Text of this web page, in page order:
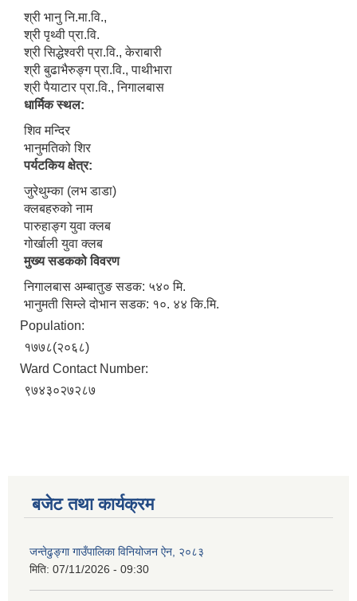
श्री भानु नि.मा.वि.,
श्री पृथ्वी प्रा.वि.
श्री सिद्धेश्वरी प्रा.वि., केराबारी
श्री बुढाभैरुङ्ग प्रा.वि., पाथीभारा
श्री पैयाटार प्रा.वि., निगालबास
धार्मिक स्थल:
शिव मन्दिर
भानुमतिको शिर
पर्यटकिय क्षेत्र:
जुरेथुम्का (लभ डाडा)
क्लबहरुको नाम
पारुहाङ्ग युवा क्लब
गोर्खाली युवा क्लब
मुख्य सडकको विवरण
निगालबास अम्बातुङ सडक: ५४० मि.
भानुमती सिम्ले दोभान सडक: १०. ४४ कि.मि.
Population:
१७७८(२०६८)
Ward Contact Number:
९७४३०२७२८७
बजेट तथा कार्यक्रम
जन्तेढुङ्गा गाउँपालिका विनियोजन ऐन, २०८३
मिति: 07/11/2026 - 09:30